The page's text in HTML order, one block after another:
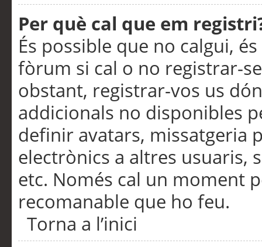
Per què cal que em
És possible que no calgui,
fòrum si cal o no registrar-
obstant, registrar-vos us
addicionals no disponibles
definir avatars, missatgeria
electrònics a altres usuaris,
etc. Només cal un moment
recomanable que ho feu.
Torna a l’inici